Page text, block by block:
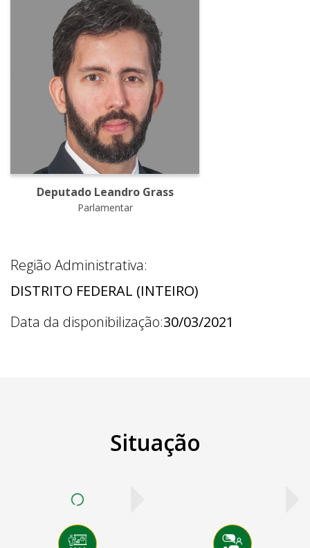
Deputado Leandro Grass
Parlamentar
Região Administrativa:
DISTRITO FEDERAL (INTEIRO)
Data da disponibilização:30/03/2021
Situação